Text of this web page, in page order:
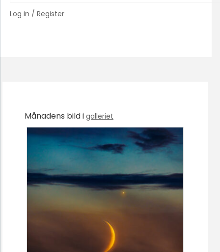
Log in / Register
Månadens bild i galleriet